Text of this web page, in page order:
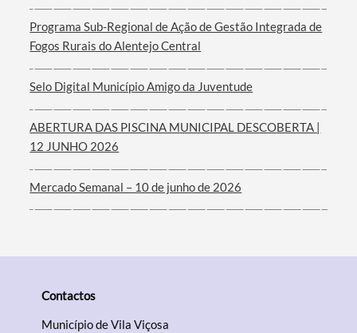
Programa Sub-Regional de Ação de Gestão Integrada de
Fogos Rurais do Alentejo Central
Selo Digital Município Amigo da Juventude
ABERTURA DAS PISCINA MUNICIPAL DESCOBERTA |
12 JUNHO 2026
Mercado Semanal – 10 de junho de 2026
Contactos
Município de Vila Viçosa